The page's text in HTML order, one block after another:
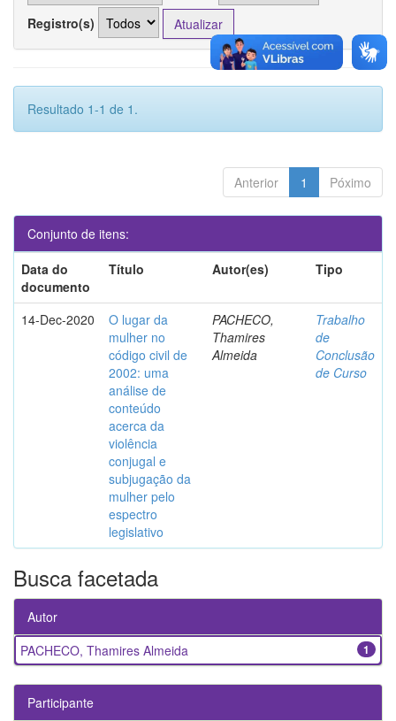
Registro(s)
Resultado 1-1 de 1.
Anterior 1 Póximo
Conjunto de itens:
Data do
documento
Título Autor(es) Tipo
14-Dec-2020
O lugar da
mulher no
código civil de
2002: uma
análise de
conteúdo
acerca da
violência
conjugal e
subjugação da
mulher pelo
espectro
legislativo
PACHECO,
Thamires
Almeida
Trabalho
de
Conclusão
de Curso
Busca facetada
Autor
1
PACHECO, Thamires Almeida
Participante